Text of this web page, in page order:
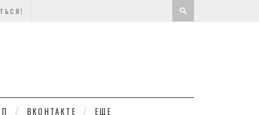
ВКОНТАКТЕ ЕЩЕ